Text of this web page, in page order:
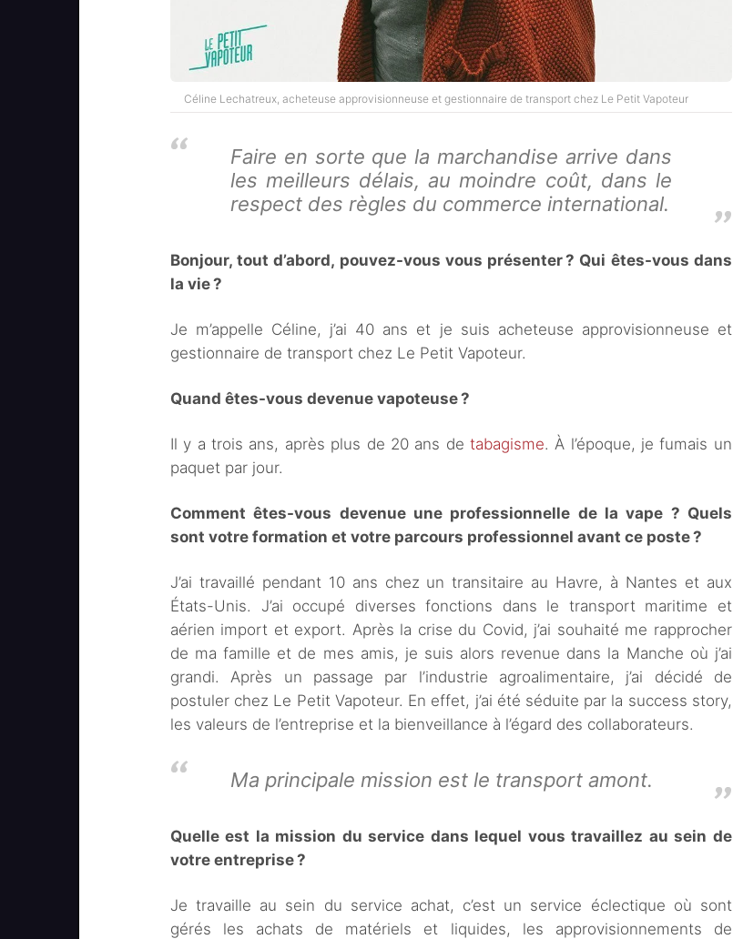
Céline Lechatreux, acheteuse approvisionneuse et gestionnaire de transport chez Le Petit Vapoteur
Faire en sorte que la marchandise arrive dans
les meilleurs délais, au moindre coût, dans le
respect des règles du commerce international.
Bonjour, tout d’abord, pouvez-vous vous présenter ? Qui êtes-vous dans
la vie ?
Je m’appelle Céline, j’ai 40 ans et je suis acheteuse approvisionneuse et
gestionnaire de transport chez Le Petit Vapoteur.
Quand êtes-vous devenue vapoteuse ?
Il y a trois ans, après plus de 20 ans detabagisme. À l’époque, je fumais un
paquet par jour.
Comment êtes-vous devenue une professionnelle de la vape ? Quels
sont votre formation et votre parcours professionnel avant ce poste ?
J’ai travaillé pendant 10 ans chez un transitaire au Havre, à Nantes et aux
États-Unis. J’ai occupé diverses fonctions dans le transport maritime et
aérien import et export. Après la crise du Covid, j’ai souhaité me rapprocher
de ma famille et de mes amis, je suis alors revenue dans la Manche où j’ai
grandi. Après un passage par l’industrie agroalimentaire, j’ai décidé de
postuler chez Le Petit Vapoteur. En effet, j’ai été séduite par la success story,
les valeurs de l’entreprise et la bienveillance à l’égard des collaborateurs.
Ma principale mission est le transport amont.
Quelle est la mission du service dans lequel vous travaillez au sein de
votre entreprise ?
Je travaille au sein du service achat, c’est un service éclectique où sont
gérés les achats de matériels et liquides, les approvisionnements de